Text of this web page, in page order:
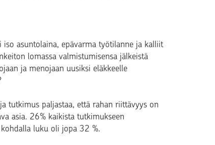
asuntolaina, epävarma työtilanne ja kalliit
lomassa valmistumisensa jälkeistä
ja menojaan uusiksi eläkkeelle
tutkimus paljastaa, että rahan riittävyys on
asia. 26% kaikista tutkimukseen
luku oli jopa 32 %.